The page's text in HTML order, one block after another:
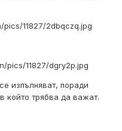
11827/2dbqczq.jpg
pics/11827/dgry2p.jpg
изпълняват, поради
който трябва да важат.